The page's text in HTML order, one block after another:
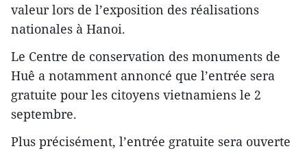
valeur lors de l’exposition des réalisations
nationales à Hanoi.
Le Centre de conservation des monuments de
Huê a notamment annoncé que l’entrée sera
gratuite pour les citoyens vietnamiens le 2
septembre.
Plus précisément, l’entrée gratuite sera ouverte